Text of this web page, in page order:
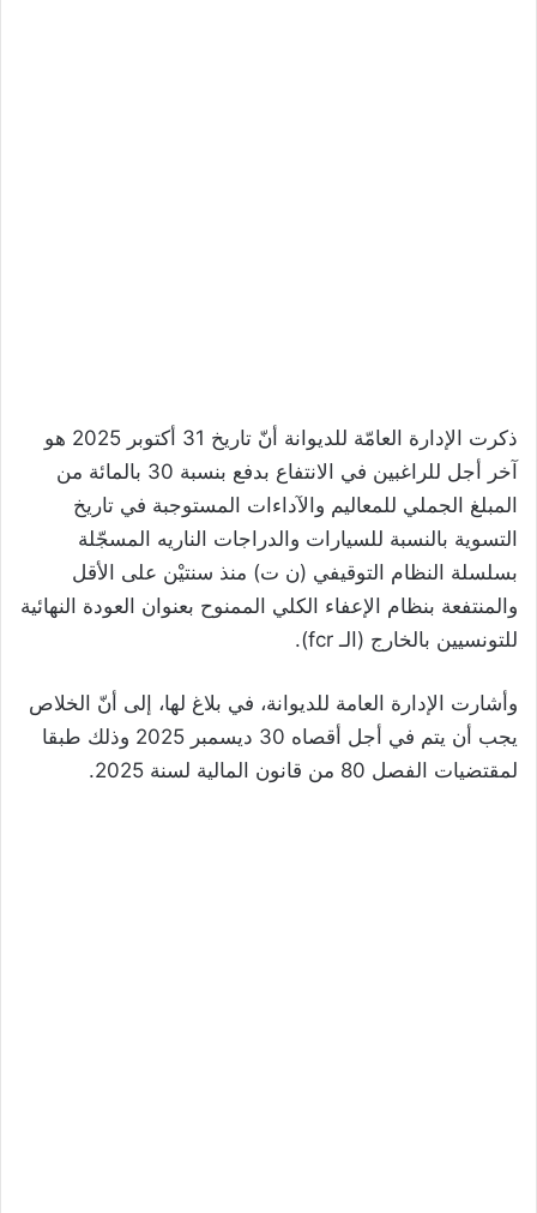
ذكرت الإدارة العامّة للديوانة أنّ تاريخ 31 أكتوبر 2025 هو
آخر أجل للراغبين في الانتفاع بدفع بنسبة 30 بالمائة من
المبلغ الجملي للمعاليم والآداءات المستوجبة في تاريخ
التسوية بالنسبة للسيارات والدراجات الناريه المسجّلة
بسلسلة النظام التوقيفي (ن ت) منذ سنتيْن على الأقل
والمنتفعة بنظام الإعفاء الكلي الممنوح بعنوان العودة النهائية
للتونسيين بالخارج (الـ fcr).
وأشارت الإدارة العامة للديوانة، في بلاغ لها، إلى أنّ الخلاص
يجب أن يتم في أجل أقصاه 30 ديسمبر 2025 وذلك طبقا
لمقتضيات الفصل 80 من قانون المالية لسنة 2025.